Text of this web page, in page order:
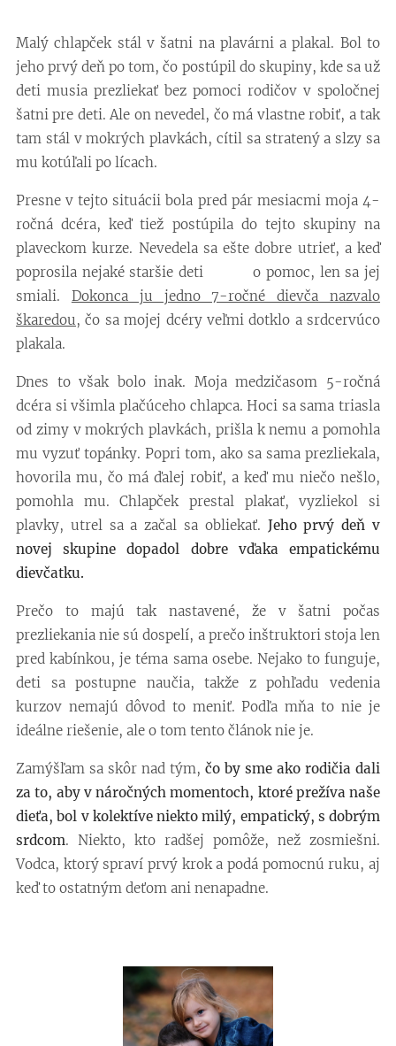
Malý chlapček stál v šatni na plavárni a plakal. Bol to
jeho prvý deň po tom, čo postúpil do skupiny, kde sa už
deti musia prezliekať bez pomoci rodičov v spoločnej
šatni pre deti. Ale on nevedel, čo má vlastne robiť, a tak
tam stál v mokrých plavkách, cítil sa stratený a slzy sa
mu kotúľali po lícach.
Presne v tejto situácii bola pred pár mesiacmi moja 4-
ročná dcéra, keď tiež postúpila do tejto skupiny na
plaveckom kurze. Nevedela sa ešte dobre utrieť, a keď
poprosila nejaké staršie deti o pomoc, len sa jej
smiali. Dokonca ju jedno 7-ročné dievča nazvalo
škaredou, čo sa mojej dcéry veľmi dotklo a srdcervúco
plakala.
Dnes to však bolo inak. Moja medzičasom 5-ročná
dcéra si všimla plačúceho chlapca. Hoci sa sama triasla
od zimy v mokrých plavkách, prišla k nemu a pomohla
mu vyzuť topánky. Popri tom, ako sa sama prezliekala,
hovorila mu, čo má ďalej robiť, a keď mu niečo nešlo,
pomohla mu. Chlapček prestal plakať, vyzliekol si
plavky, utrel sa a začal sa obliekať. Jeho prvý deň v
novej skupine dopadol dobre vďaka empatickému
dievčatku.
Prečo to majú tak nastavené, že v šatni počas
prezliekania nie sú dospelí, a prečo inštruktori stoja len
pred kabínkou, je téma sama osebe. Nejako to funguje,
deti sa postupne naučia, takže z pohľadu vedenia
kurzov nemajú dôvod to meniť. Podľa mňa to nie je
ideálne riešenie, ale o tom tento článok nie je.
Zamýšľam sa skôr nad tým, čo by sme ako rodičia dali
za to, aby v náročných momentoch, ktoré prežíva naše
dieťa, bol v kolektíve niekto milý, empatický, s dobrým
srdcom. Niekto, kto radšej pomôže, než zosmiešni.
Vodca, ktorý spraví prvý krok a podá pomocnú ruku, aj
keď to ostatným deťom ani nenapadne.